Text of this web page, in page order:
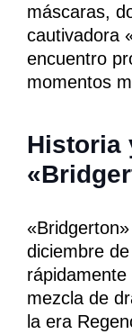
máscaras,
cautivadora
encuentro
momentos
Historia
diciembre
mezcla de
la era